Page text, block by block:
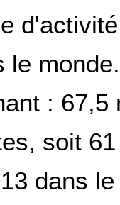
le
: 67,5
soit
dans